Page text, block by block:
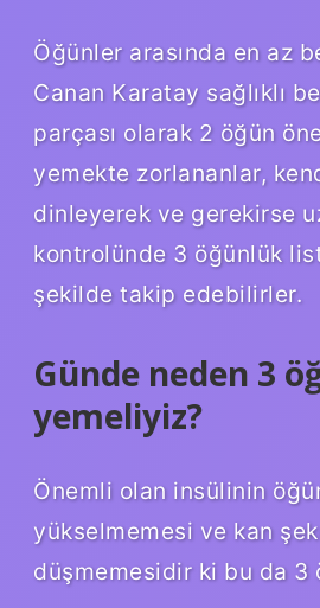
Öğünler arasında en az
Canan Karatay sağlıklı
parçası olarak 2 öğün
yemekte zorlananlar,
dinleyerek ve gerekirse
kontrolünde 3 öğünlük
şekilde takip edebilirler.
Günde neden 3
yemeliyiz?
Önemli olan insülinin
yükselmemesi ve kan
düşmemesidir ki bu da 3